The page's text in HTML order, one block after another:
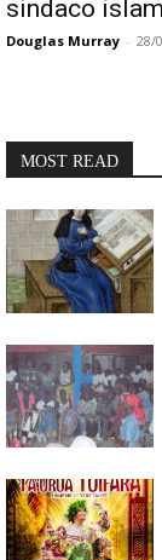
sindaco
Douglas Murray - 28/
MOST READ